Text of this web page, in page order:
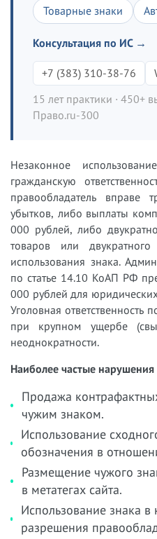
Товарные знаки
Консультация по ИС →
+7 (383) 310-38-76
15 лет практики · 450+
Право.ru-300
Незаконное
гражданскую
правообладатель вправе
убытков, либо выплаты
000 рублей, либо
товаров или
использования знака.
по статье 14.10 КоАП РФ
000 рублей для
Уголовная ответственность
при крупном ущербе
неоднократности.
Наиболее частые нарушения
Продажа
чужим знаком.
Использование
обозначения в
Размещение чужого
в метатегах сайта.
Использование знака в
разрешения